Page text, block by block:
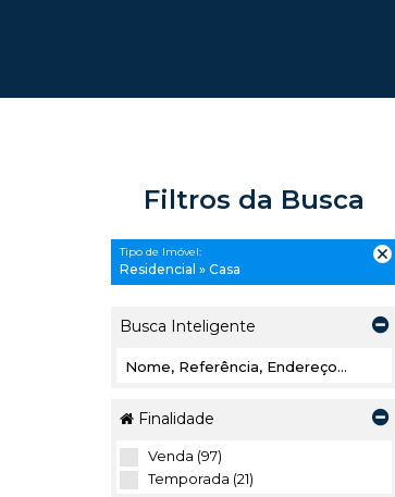
Filtros da Busca
Tipo de Imóvel:
Residencial » Casa
Busca Inteligente
Finalidade
Venda (97)
Temporada (21)